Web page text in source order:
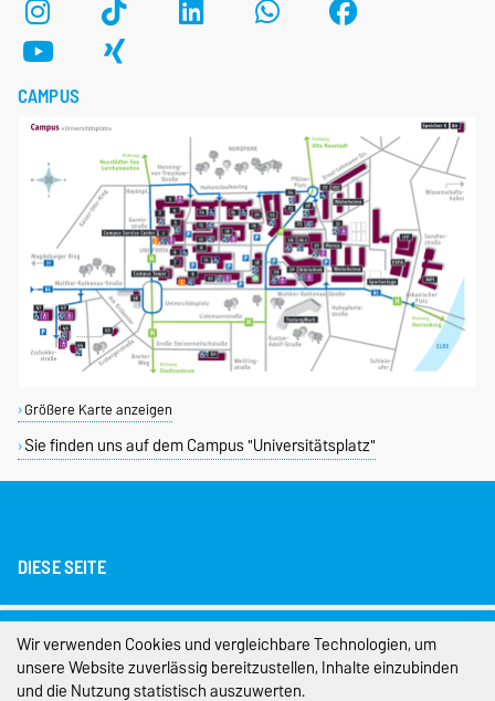
CAMPUS
Größere Karte anzeigen
Sie finden uns auf dem Campus "Universitätsplatz"
DIESE SEITE
Impressum
Datenschutz
Wir verwenden Cookies und vergleichbare Technologien, um
unsere Website zuverlässig bereitzustellen, Inhalte einzubinden
und die Nutzung statistisch auszuwerten.